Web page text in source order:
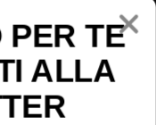
PER TE
ALLA